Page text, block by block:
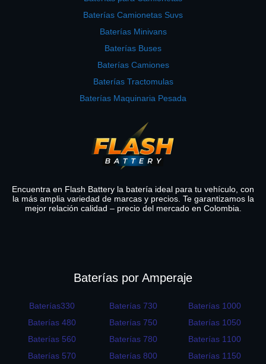
Baterías Camionetas Suvs
Baterías Minivans
Baterías Buses
Baterías Camiones
Baterías Tractomulas
Baterías Maquinaria Pesada
Encuentra en Flash Battery la batería ideal para tu vehículo, con
la más amplia variedad de marcas y precios. Te garantizamos la
mejor relación calidad – precio del mercado en Colombia.
Baterías por Amperaje
Baterías330
Baterías 480
Baterías 560
Baterías 570
Baterías 730
Baterías 750
Baterías 780
Baterías 800
Baterías 1000
Baterías 1050
Baterías 1100
Baterías 1150